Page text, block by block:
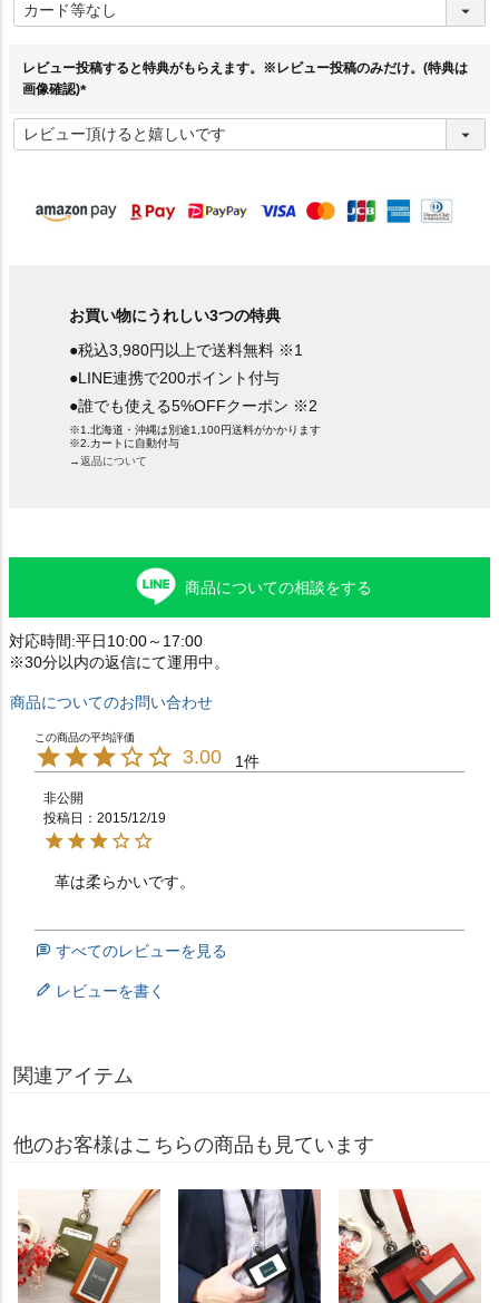
必
須
レビュー投稿すると特典がもらえます。※レビュー投稿のみだけ。(特典は
画像確認)
必
須
お買い物にうれしい3つの特典
●税込3,980円以上で送料無料 ※1
●LINE連携で200ポイント付与
●誰でも使える5%OFFクーポン ※2
※1.北海道・沖縄は別途1,100円送料がかかります
※2.カートに自動付与
→返品について
商品についての相談をする
対応時間:平日10:00～17:00
※30分以内の返信にて運用中。
商品についてのお問い合わせ
3.00 1
非公開
投稿日
2015/12/19
革は柔らかいです。
すべてのレビューを見る
レビューを書く
関連アイテム
他のお客様はこちらの商品も見ています